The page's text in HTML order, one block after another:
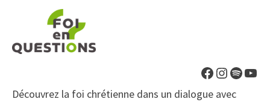
contenu
Facebook
Découvrez la foi chrétienne dans un dialogue avec